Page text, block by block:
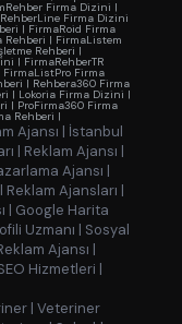
Firma Dizini |
RehberLine Firma Dizini
| FirmaRoid Firma
Rehberi | FirmaListem
Rehberi |
| FirmaRehberTR
FirmaListPro Firma
| Rehbera360 Firma
| Lokoria Firma Dizini |
| ProFirma360 Firma
Rehberi |
Ajansı | İstanbul
| Reklam Ajansı |
Ajansı |
Reklam Ajansları |
| Google Harita
Uzmanı | Sosyal
Ajansı |
Hizmetleri |
| Veteriner